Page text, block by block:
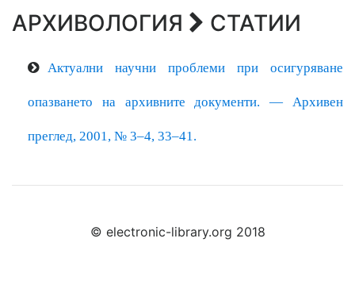
АРХИВОЛОГИЯ СТАТИИ
Актуални научни проблеми при осигуряване
опазването на архивните документи.— Архивен
преглед, 2001, № 3–4, 33–41.
© electronic-library.org 2018